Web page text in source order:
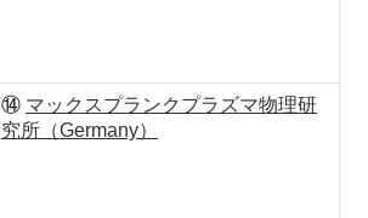
⑭ マックスプランクプラズマ物理研
究所（Germany）